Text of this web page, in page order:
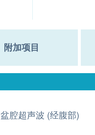
附加项目
盆腔超声波 (经腹部)